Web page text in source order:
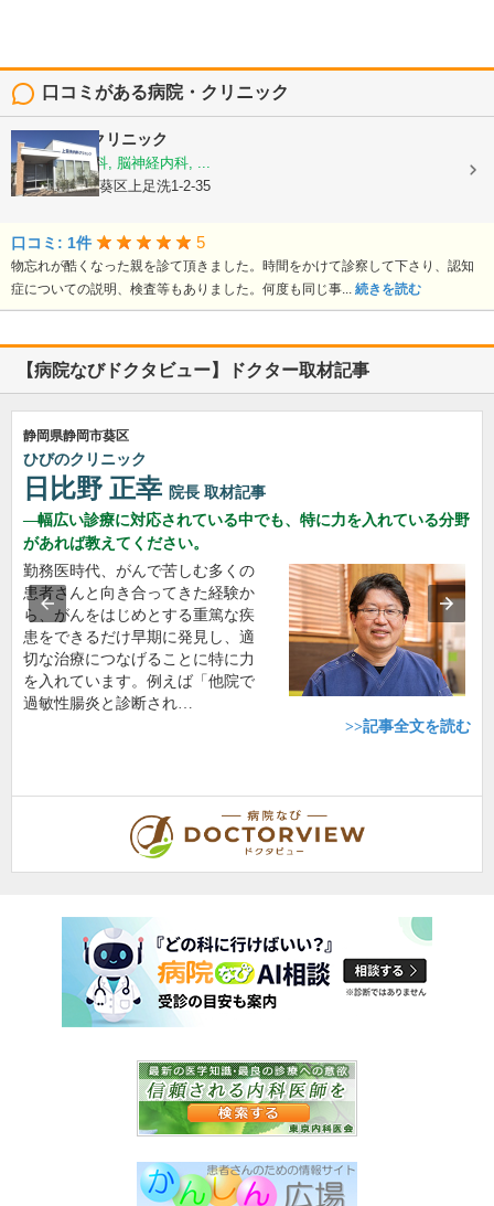
口コミがある病院・クリニック
上足洗内科クリニック
内科, 老年内科, 脳神経内科, ...
静岡県静岡市葵区上足洗1-2-35
口コミ: 1件 5
物忘れが酷くなった親を診て頂きました。時間をかけて診察して下さり、認知
症についての説明、検査等もありました。何度も同じ事... 続きを読む
【病院なびドクタビュー】ドクター取材記事
静岡県静岡市葵区
ひびのクリニック
日比野 正幸 院長 取材記事
幅広い診療に対応されている中でも、特に力を入れている分野
があれば教えてください。
勤務医時代、がんで苦しむ多くの
患者さんと向き合ってきた経験か
ら、がんをはじめとする重篤な疾
患をできるだけ早期に発見し、適
切な治療につなげることに特に力
を入れています。例えば「他院で
過敏性腸炎と診断され…
>>記事全文を読む